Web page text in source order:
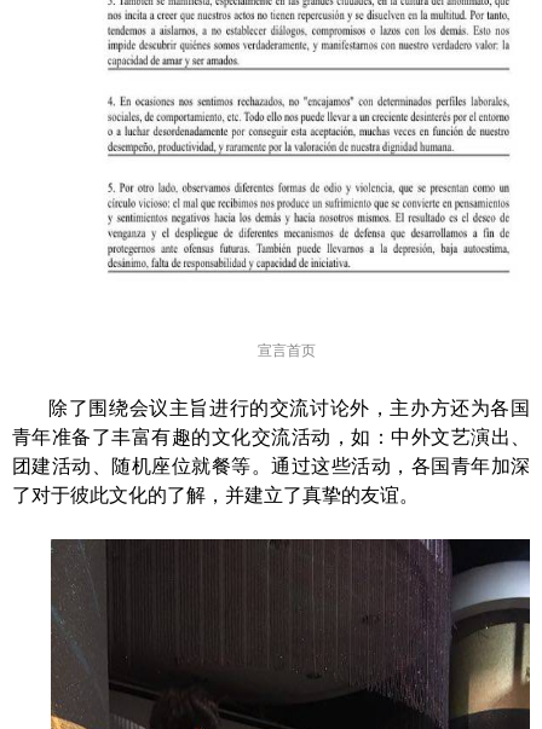
宣言首页
除了围绕会议主旨进行的交流讨论外，主办方还为各国
青年准备了丰富有趣的文化交流活动，如：中外文艺演出、
团建活动、随机座位就餐等。通过这些活动，各国青年加深
了对于彼此文化的了解，并建立了真挚的友谊。